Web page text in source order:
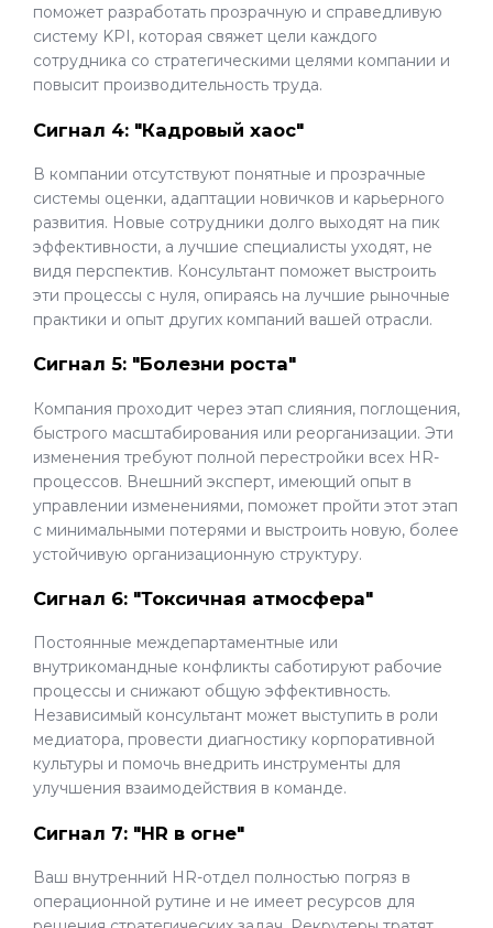
поможет разработать прозрачную и справедливую
систему KPI, которая свяжет цели каждого
сотрудника со стратегическими целями компании и
повысит производительность труда.
Сигнал 4: "Кадровый хаос"
В компании отсутствуют понятные и прозрачные
системы оценки, адаптации новичков и карьерного
развития. Новые сотрудники долго выходят на пик
эффективности, а лучшие специалисты уходят, не
видя перспектив. Консультант поможет выстроить
эти процессы с нуля, опираясь на лучшие рыночные
практики и опыт других компаний вашей отрасли.
Сигнал 5: "Болезни роста"
Компания проходит через этап слияния, поглощения,
быстрого масштабирования или реорганизации. Эти
изменения требуют полной перестройки всех HR-
процессов. Внешний эксперт, имеющий опыт в
управлении изменениями, поможет пройти этот этап
с минимальными потерями и выстроить новую, более
устойчивую организационную структуру.
Сигнал 6: "Токсичная атмосфера"
Постоянные междепартаментные или
внутрикомандные конфликты саботируют рабочие
процессы и снижают общую эффективность.
Независимый консультант может выступить в роли
медиатора, провести диагностику корпоративной
культуры и помочь внедрить инструменты для
улучшения взаимодействия в команде.
Сигнал 7: "HR в огне"
Ваш внутренний HR-отдел полностью погряз в
операционной рутине и не имеет ресурсов для